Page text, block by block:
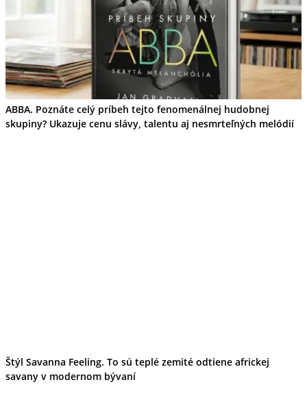
ABBA. Poznáte celý príbeh tejto fenomenálnej hudobnej
skupiny? Ukazuje cenu slávy, talentu aj nesmrteľných melódií
Štýl Savanna Feeling. To sú teplé zemité odtiene africkej
savany v modernom bývaní